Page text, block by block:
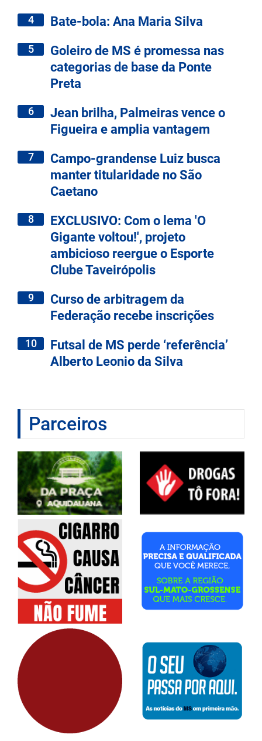
4 Bate-bola: Ana Maria Silva
5
Goleiro de MS é promessa nas
categorias de base da Ponte
Preta
6
Jean brilha, Palmeiras vence o
Figueira e amplia vantagem
7
Campo-grandense Luiz busca
manter titularidade no São
Caetano
8
EXCLUSIVO: Com o lema 'O
Gigante voltou!', projeto
ambicioso reergue o Esporte
Clube Taveirópolis
9
Curso de arbitragem da
Federação recebe inscrições
10
Futsal de MS perde ‘referência’
Alberto Leonio da Silva
Parceiros